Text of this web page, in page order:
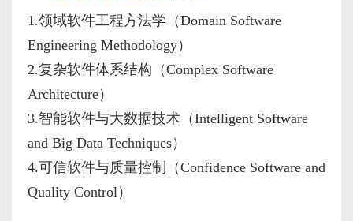
1.领域软件工程方法学（Domain Software
Engineering Methodology）
2.复杂软件体系结构（Complex Software
Architecture）
3.智能软件与大数据技术（Intelligent Software
and Big Data Techniques）
4.可信软件与质量控制（Confidence Software and
Quality Control ）